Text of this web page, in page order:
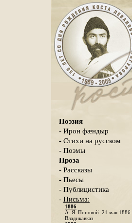
Поэзия
- Ирон фæндыр
- Стихи на русском
- Поэмы
Проза
- Рассказы
- Пьесы
- Публицистика
- Письма:
1886
А. Я. Поповой. 21 мая 1886
Владикавказ